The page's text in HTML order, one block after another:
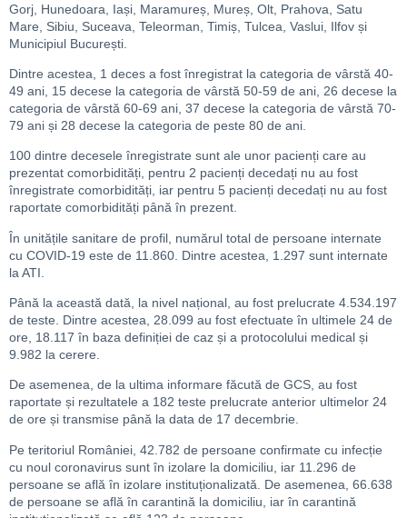
Gorj, Hunedoara, Iași, Maramureș, Mureș, Olt, Prahova, Satu
Mare, Sibiu, Suceava, Teleorman, Timiș, Tulcea, Vaslui, Ilfov și
Municipiul București.
Dintre acestea, 1 deces a fost înregistrat la categoria de vârstă 40-
49 ani, 15 decese la categoria de vârstă 50-59 de ani, 26 decese la
categoria de vârstă 60-69 ani, 37 decese la categoria de vârstă 70-
79 ani și 28 decese la categoria de peste 80 de ani.
100 dintre decesele înregistrate sunt ale unor pacienți care au
prezentat comorbidități, pentru 2 pacienți decedați nu au fost
înregistrate comorbidități, iar pentru 5 pacienți decedați nu au fost
raportate comorbidități până în prezent.
În unitățile sanitare de profil, numărul total de persoane internate
cu COVID-19 este de 11.860. Dintre acestea, 1.297 sunt internate
la ATI.
Până la această dată, la nivel național, au fost prelucrate 4.534.197
de teste. Dintre acestea, 28.099 au fost efectuate în ultimele 24 de
ore, 18.117 în baza definiției de caz și a protocolului medical și
9.982 la cerere.
De asemenea, de la ultima informare făcută de GCS, au fost
raportate și rezultatele a 182 teste prelucrate anterior ultimelor 24
de ore și transmise până la data de 17 decembrie.
Pe teritoriul României, 42.782 de persoane confirmate cu infecție
cu noul coronavirus sunt în izolare la domiciliu, iar 11.296 de
persoane se află în izolare instituționalizată. De asemenea, 66.638
de persoane se află în carantină la domiciliu, iar în carantină